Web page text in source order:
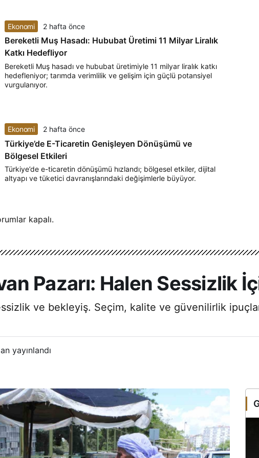
Ekonomi 2 hafta önce
Bereketli Muş Hasadı: Hububat Üretimi 11 Milyar Liralık
Katkı Hedefliyor
Bereketli Muş hasadı ve hububat üretimiyle 11 milyar liralık katkı
hedefleniyor; tarımda verimlilik ve gelişim için güçlü potansiyel
vurgulanıyor.
Ekonomi 2 hafta önce
Türkiye’de E-Ticaretin Genişleyen Dönüşümü ve
Bölgesel Etkileri
Türkiye’de e-ticaretin dönüşümü hızlandı; bölgesel etkiler, dijital
altyapı ve tüketici davranışlarındaki değişimlerle büyüyor.
kapalı.
Pazarı: Halen Sessizlik
ve bekleyiş. Seçim, kalite ve güvenilirlik
yayınlandı